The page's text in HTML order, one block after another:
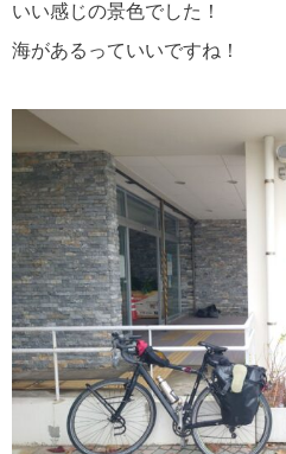
いい感じの景色でした！
海があるっていいですね！